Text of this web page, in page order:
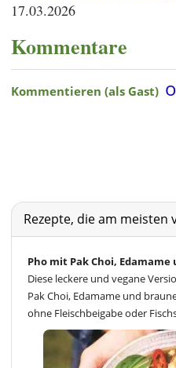
17.03.2026
Kommentare
Rezepte, die am meisten
Pho mit Pak Choi,
Diese leckere und vegane
Pak Choi, Edamame und
ohne Fleischbeigabe oder